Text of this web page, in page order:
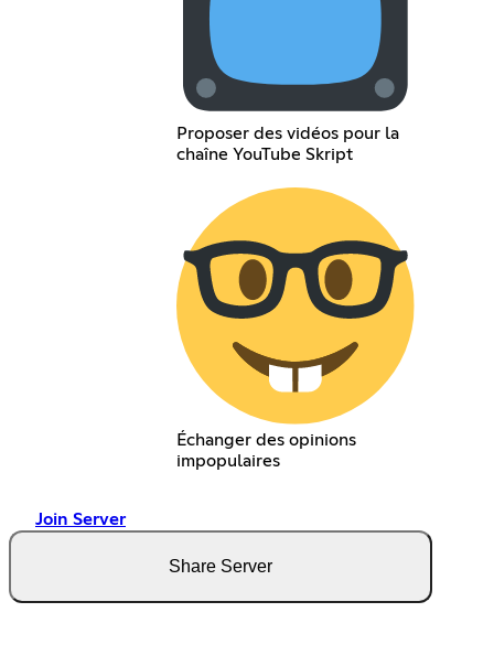
Proposer des vidéos pour la
chaîne YouTube Skript
Échanger des opinions
impopulaires
Join Server
Share Server